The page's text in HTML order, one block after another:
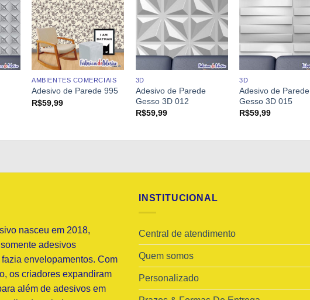
AMBIENTES COMERCIAIS
Adesivo de Parede 995
R$59,99
3D
Adesivo de Parede
Gesso 3D 012
R$59,99
3D
Adesivo de Parede
Gesso 3D 015
R$59,99
nasceu em 2018,
adesivos
envelopamentos. Com
os criadores expandiram
além de adesivos em
INSTITUCIONAL
Central de atendimento
Quem somos
Personalizado